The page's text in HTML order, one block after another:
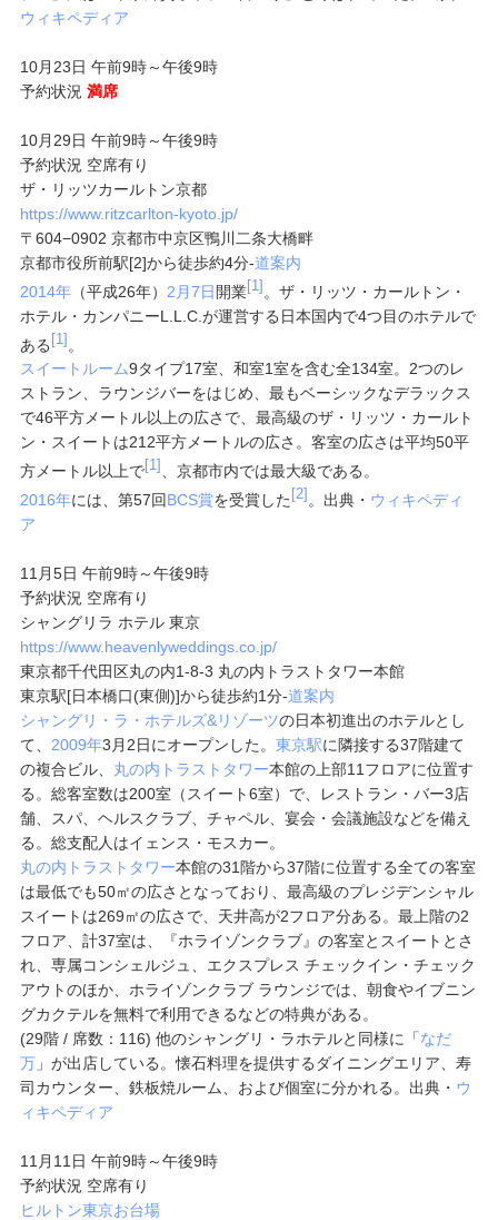
ウィキペディア
10月23日 午前9時～午後9時
予約状況 満席
10月29日 午前9時～午後9時
予約状況 空席有り
ザ・リッツカールトン京都
https://www.ritzcarlton-kyoto.jp/
〒604−0902 京都市中京区鴨川二条大橋畔
京都市役所前駅[2]から徒歩約4分-道案内
2014年（平成26年） 2月7日開業[1] 。ザ・リッツ・カールトン・
ホテル・カンパニーL.L.C.が運営する日本国内で4つ目のホテルで
ある [1] 。
スイートルーム9タイプ17室、和室1室を含む全134室。2つのレ
ストラン、ラウンジバーをはじめ、最もベーシックなデラックス
で46平方メートル以上の広さで、最高級のザ・リッツ・カールト
ン・スイートは212平方メートルの広さ。客室の広さは平均50平
方メートル以上で[1]
、京都市内では最大級である。
2016年には、第57回BCS賞を受賞した [2] 。出典・ ウィキペディ
ア
11月5日 午前9時～午後9時
予約状況 空席有り
シャングリラ ホテル 東京
https://www.heavenlyweddings.co.jp/
東京都千代田区丸の内1-8-3 丸の内トラストタワー本館
東京駅[日本橋口(東側)]から徒歩約1分-道案内
シャングリ・ラ・ホテルズ&リゾーツの日本初進出のホテルとし
て、 2009年3月2日にオープンした。 東京駅に隣接する37階建て
の複合ビル、 丸の内トラストタワー本館の上部11フロアに位置す
る。総客室数は200室（スイート6室）で、レストラン・バー3店
舗、スパ、ヘルスクラブ、チャペル、宴会・会議施設などを備え
る。総支配人はイェンス・モスカー。
丸の内トラストタワー本館の31階から37階に位置する全ての客室
は最低でも50㎡の広さとなっており、最高級のプレジデンシャル
スイートは269㎡の広さで、天井高が2フロア分ある。最上階の2
フロア、計37室は、『ホライゾンクラブ』の客室とスイートとさ
れ、専属コンシェルジュ、エクスプレス チェックイン・チェック
アウトのほか、ホライゾンクラブ ラウンジでは、朝食やイブニン
グカクテルを無料で利用できるなどの特典がある。
(29階 / 席数：116) 他のシャングリ・ラホテルと同様に「なだ
万」が出店している。懐石料理を提供するダイニングエリア、寿
司カウンター、鉄板焼ルーム、および個室に分かれる。出典・ ウ
ィキペディア
11月11日 午前9時～午後9時
予約状況 空席有り
ヒルトン東京お台場